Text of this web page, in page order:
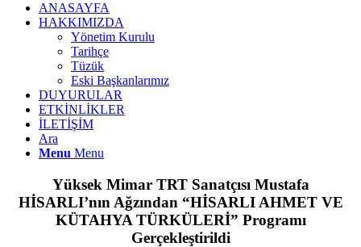
ANASAYFA
HAKKIMIZDA
Yönetim Kurulu
Tarihçe
Tüzük
Eski Başkanlarımız
DUYURULAR
ETKİNLİKLER
İLETİŞİM
Ara
Menu Menu
Yüksek Mimar TRT Sanatçısı Mustafa
HİSARLI’nın Ağzından “HİSARLI AHMET VE
KÜTAHYA TÜRKÜLERİ” Programı
Gerçekleştirildi